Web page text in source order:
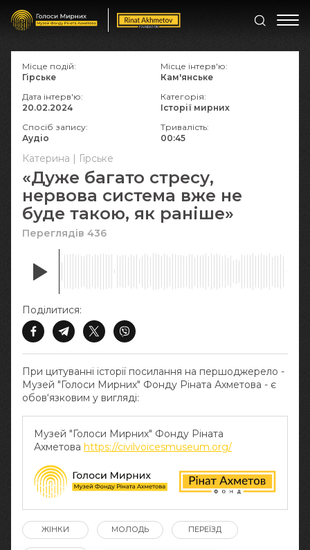
Катерина | Гірське
«Дуже багато стресу,
нервова система вже не
буде такою, як раніше»
Переглядів 436
При цитуванні історії посилання на першоджерело -
Музей "Голоси Мирних" Фонду Ріната Ахметова - є
обов‘язковим у вигляді:
Музей "Голоси Мирних" Фонду Ріната
Ахметова https://civilvoicesmuseum.org/
Поділитися:
Місце подій:
Гірське
Місце інтерв'ю:
Кам'янське
Дата інтерв'ю:
20.02.2024
Категорія:
Історії мирних
Спосіб запису:
Аудіо
Тривалість:
00:45
ЖІНКИ МОЛОДЬ ПЕРЕЇЗД